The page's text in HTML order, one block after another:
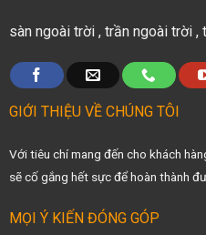
sàn ngoài trời, trần ngoài trời,
GIỚI THIỆU VỀ CHÚNG TÔI
Với tiêu chí mang đến cho khách
sẽ cố gắng hết sực để hoàn thành
MỌI Ý KIẾN ĐÓNG GÓP